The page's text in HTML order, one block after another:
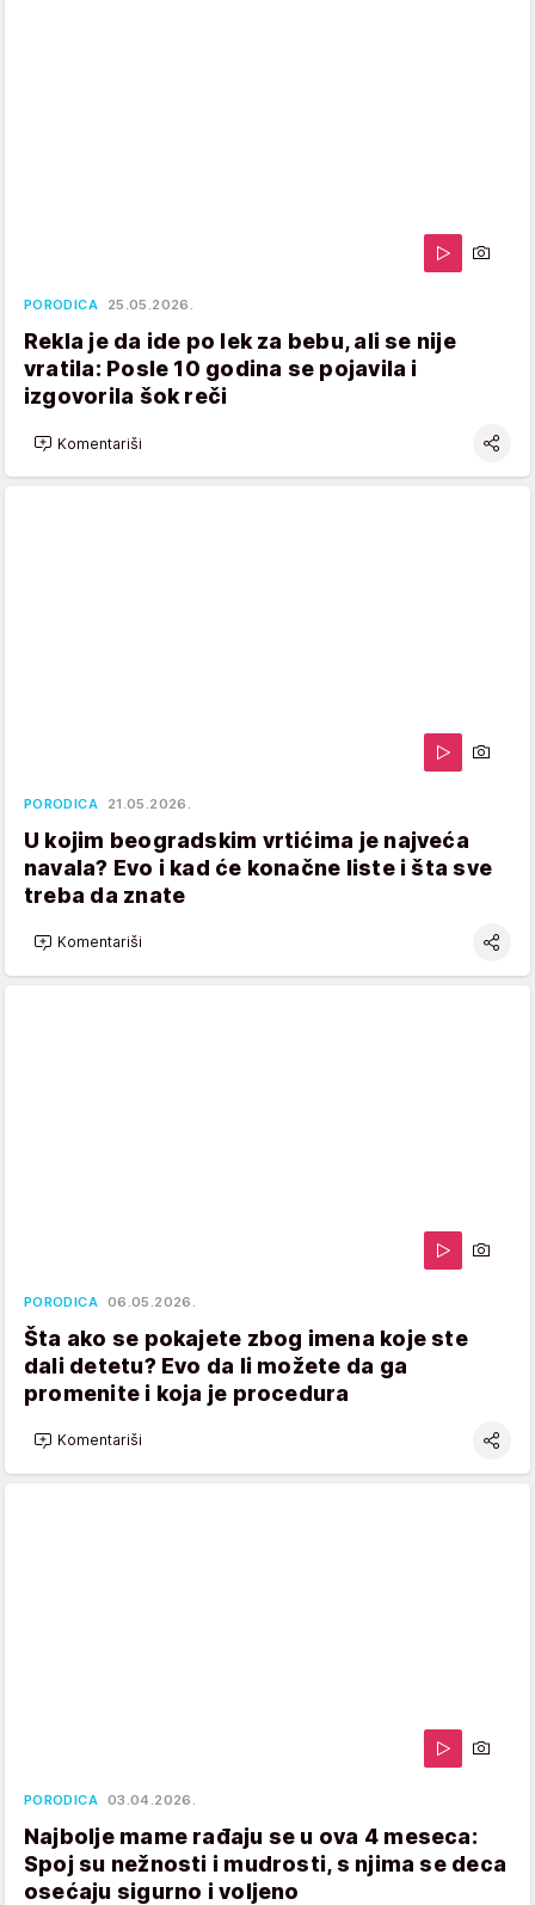
PORODICA 25.05.2026.
Rekla je da ide po lek za bebu, ali se nije
vratila: Posle 10 godina se pojavila i
izgovorila šok reči
Komentariši
PORODICA 21.05.2026.
U kojim beogradskim vrtićima je najveća
navala? Evo i kad će konačne liste i šta sve
treba da znate
Komentariši
PORODICA 06.05.2026.
Šta ako se pokajete zbog imena koje ste
dali detetu? Evo da li možete da ga
promenite i koja je procedura
Komentariši
PORODICA 03.04.2026.
Najbolje mame rađaju se u ova 4 meseca:
Spoj su nežnosti i mudrosti, s njima se deca
osećaju sigurno i voljeno